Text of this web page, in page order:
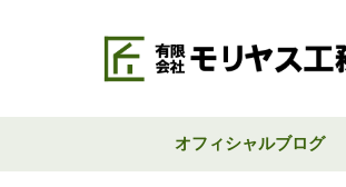
オフィシャルブログ